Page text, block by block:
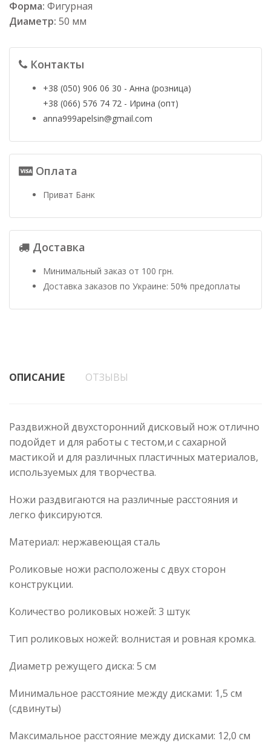
Форма: Фигурная
Диаметр: 50 мм
Контакты
+38 (050) 906 06 30 - Анна (розница)
+38 (066) 576 74 72 - Ирина (опт)
anna999apelsin@gmail.com
Оплата
Приват Банк
Доставка
Минимальный заказ от 100 грн.
Доставка заказов по Украине: 50% предоплаты
ОПИСАНИЕ ОТЗЫВЫ
Раздвижной двухсторонний дисковый нож отлично
подойдет и для работы с тестом,и с сахарной
мастикой и для различных пластичных материалов,
используемых для творчества.
Ножи раздвигаются на различные расстояния и
легко фиксируются.
Материал: нержавеющая сталь
Роликовые ножи расположены с двух сторон
конструкции.
Количество роликовых ножей: 3 штук
Тип роликовых ножей: волнистая и ровная кромка.
Диаметр режущего диска: 5 см
Минимальное расстояние между дисками: 1,5 см
(сдвинуты)
Максимальное расстояние между дисками: 12,0 см